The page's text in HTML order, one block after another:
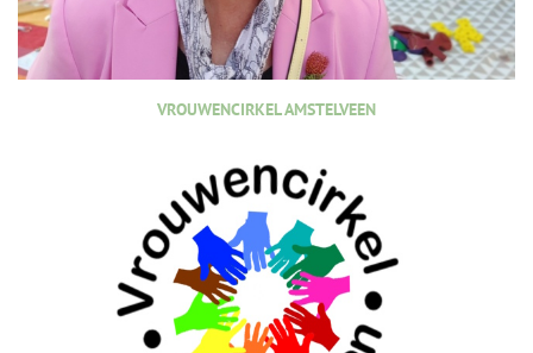
VROUWENCIRKEL AMSTELVEEN